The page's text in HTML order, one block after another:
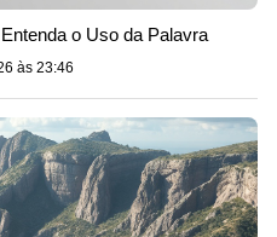
o Uso da Palavra
às 23:46